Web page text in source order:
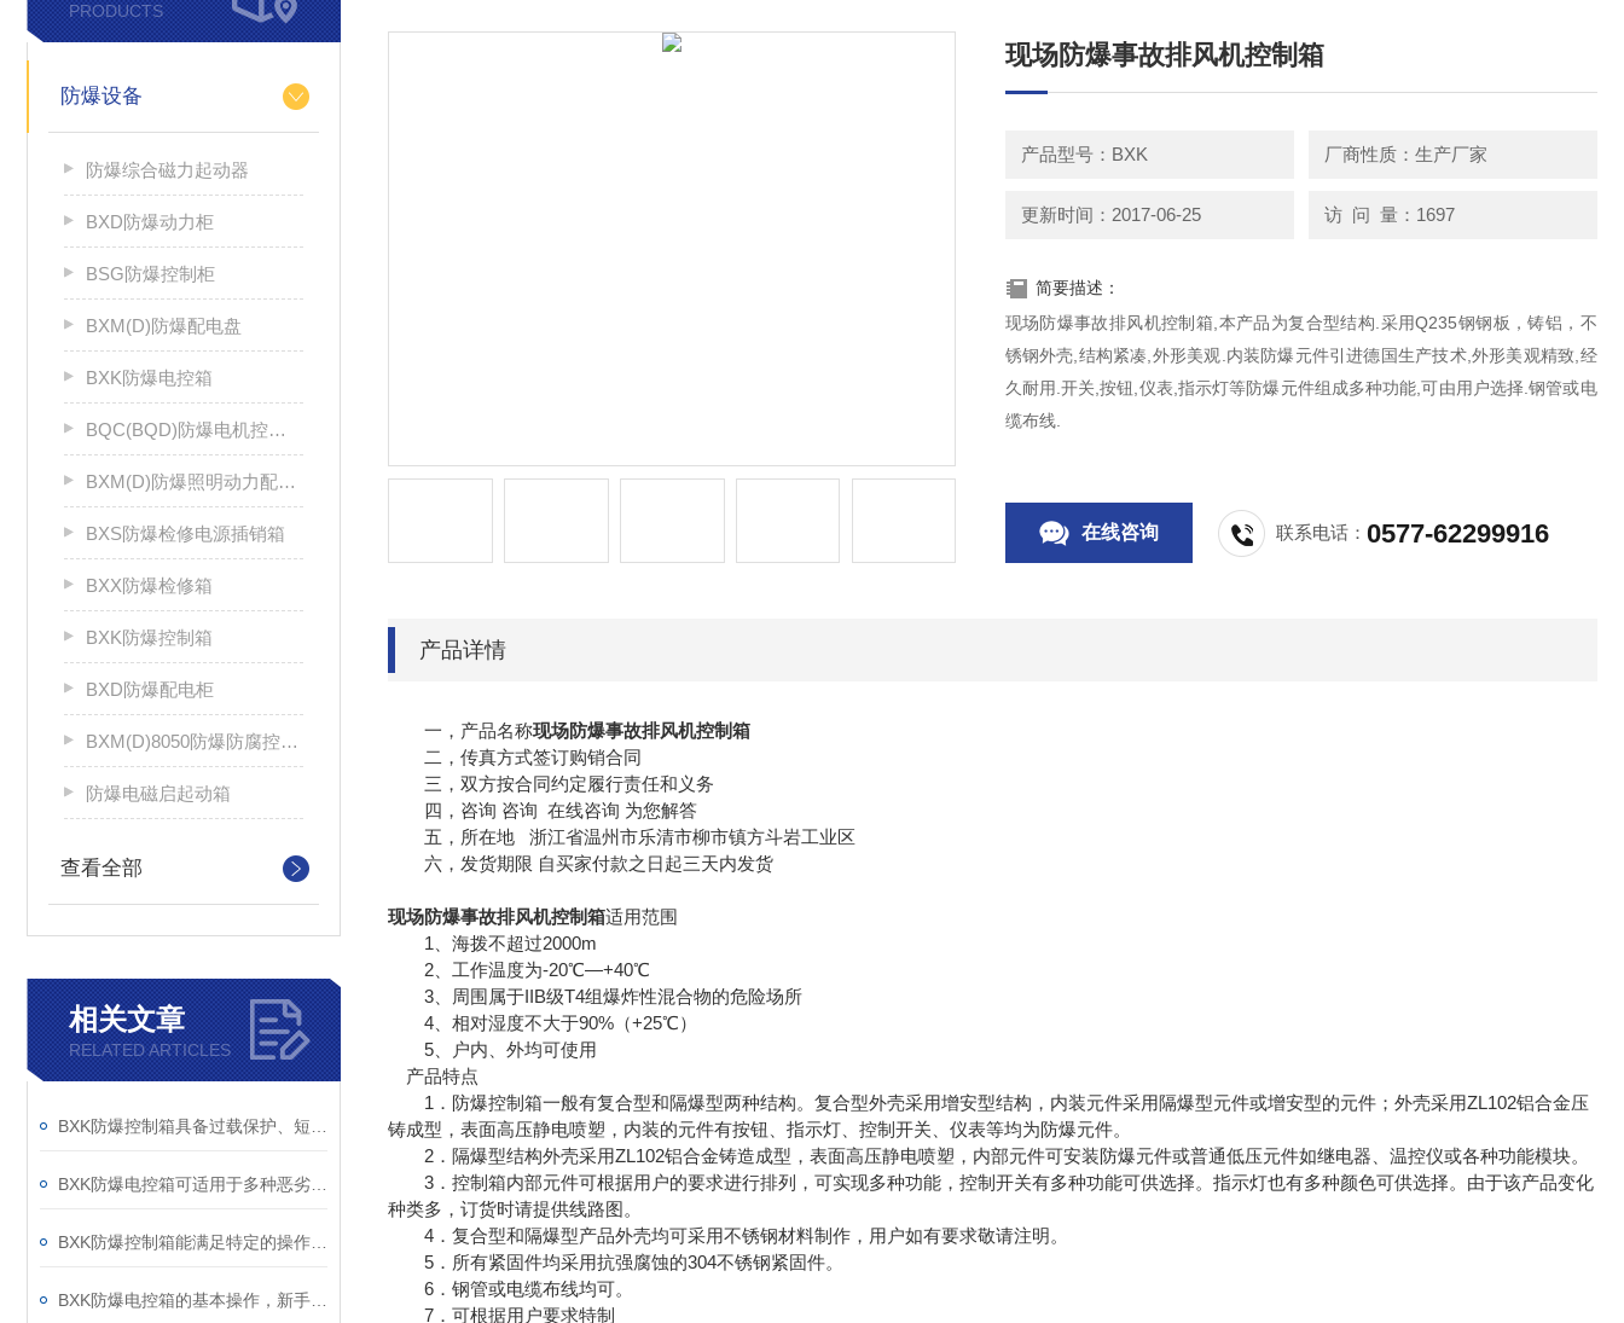
PRODUCTS
防爆设备
防爆综合磁力起动器
BXD防爆动力柜
BSG防爆控制柜
BXM(D)防爆配电盘
BXK防爆电控箱
BQC(BQD)防爆电机控制器
BXM(D)防爆照明动力配电箱
BXS防爆检修电源插销箱
BXX防爆检修箱
BXK防爆控制箱
BXD防爆配电柜
BXM(D)8050防爆防腐控制配电箱
防爆电磁启起动箱
查看全部
相关文章
RELATED ARTICLES
现场防爆事故排风机控制箱
产品型号：BXK 厂商性质：生产厂家
更新时间：2017-06-25 访 问 量：1697
简要描述：
现场防爆事故排风机控制箱,本产品为复合型结构.采用Q235钢钢板，铸铝，不
锈钢外壳,结构紧凑,外形美观.内装防爆元件引进德国生产技术,外形美观精致,经
久耐用.开关,按钮,仪表,指示灯等防爆元件组成多种功能,可由用户选择.钢管或电
缆布线.
在线咨询 联系电话：0577-62299916
产品详情
一，产品名称现场防爆事故排风机控制箱
二，传真方式签订购销合同
三，双方按合同约定履行责任和义务
四，咨询 咨询 在线咨询 为您解答
五，所在地 浙江省温州市乐清市柳市镇方斗岩工业区
六，发货期限 自买家付款之日起三天内发货
现场防爆事故排风机控制箱适用范围
1、海拨不超过2000m
2、工作温度为-20℃―+40℃
3、周围属于IIB级T4组爆炸性混合物的危险场所
4、相对湿度不大于90%（+25℃）
5、户内、外均可使用
产品特点
1．防爆控制箱一般有复合型和隔爆型两种结构。复合型外壳采用增安型结构，内装元件采用隔爆型元件或增安型的元件；外壳采用ZL102铝合金压
铸成型，表面高压静电喷塑，内装的元件有按钮、指示灯、控制开关、仪表等均为防爆元件。
2．隔爆型结构外壳采用ZL102铝合金铸造成型，表面高压静电喷塑，内部元件可安装防爆元件或普通低压元件如继电器、温控仪或各种功能模块。
3．控制箱内部元件可根据用户的要求进行排列，可实现多种功能，控制开关有多种功能可供选择。指示灯也有多种颜色可供选择。由于该产品变化
种类多，订货时请提供线路图。
4．复合型和隔爆型产品外壳均可采用不锈钢材料制作，用户如有要求敬请注明。
5．所有紧固件均采用抗强腐蚀的304不锈钢紧固件。
6．钢管或电缆布线均可。
7．可根据用户要求特制